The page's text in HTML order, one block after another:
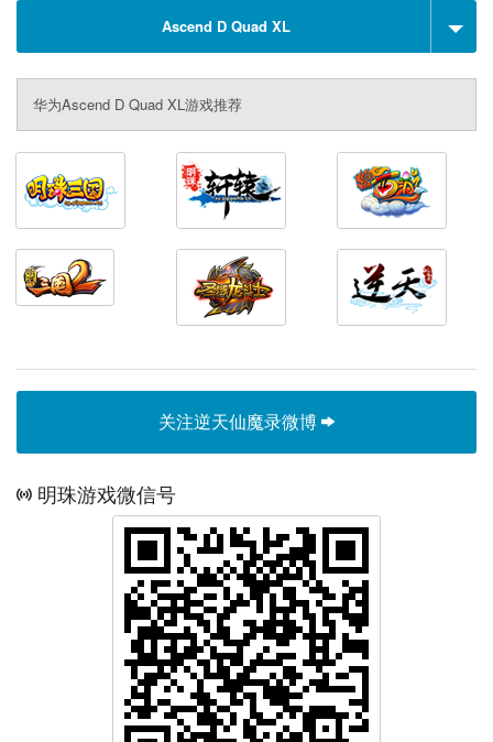
Ascend D Quad XL
华为Ascend D Quad XL游戏推荐
关注逆天仙魔录微博
明珠游戏微信号